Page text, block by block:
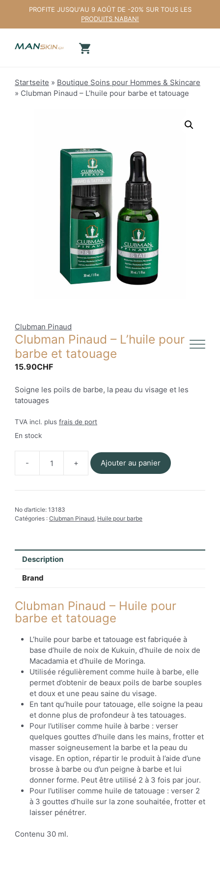
contenu
PROFITE JUSQU'AU 9 AOÛT DE -20% SUR TOUS LES
PRODUITS NABAN!
Startseite » Boutique Soins pour Hommes & Skincare
» Clubman Pinaud – L’huile pour barbe et tatouage
Clubman Pinaud
Clubman Pinaud – L’huile pour
barbe et tatouage
15.90CHF
Soigne les poils de barbe, la peau du visage et les
tatouages
TVA incl. plus frais de port
En stock
quantité
de
Clubman
L'huile
Ajouter au panier
No d’article: 13183
Catégories : Clubman Pinaud, Huile pour barbe
Description
Brand
Clubman Pinaud – Huile pour
barbe et tatouage
L’huile pour barbe et tatouage est fabriquée à
base d’huile de noix de Kukuin, d’huile de noix de
Macadamia et d’huile de Moringa.
Utilisée régulièrement comme huile à barbe, elle
permet d’obtenir de beaux poils de barbe souples
et doux et une peau saine du visage.
En tant qu’huile pour tatouage, elle soigne la peau
et donne plus de profondeur à tes tatouages.
Pour l’utiliser comme huile à barbe : verser
quelques gouttes d’huile dans les mains, frotter et
masser soigneusement la barbe et la peau du
visage. En option, répartir le produit à l’aide d’une
brosse à barbe ou d’un peigne à barbe et lui
donner forme. Peut être utilisé 2 à 3 fois par jour.
Pour l’utiliser comme huile de tatouage : verser 2
à 3 gouttes d’huile sur la zone souhaitée, frotter et
laisser pénétrer.
Contenu 30 ml.